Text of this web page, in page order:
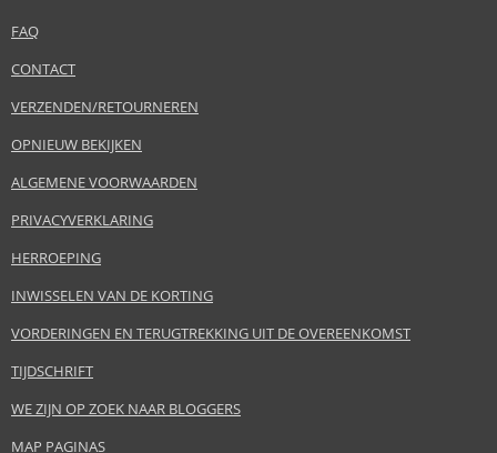
FAQ
CONTACT
VERZENDEN/RETOURNEREN
OPNIEUW BEKIJKEN
ALGEMENE VOORWAARDEN
PRIVACYVERKLARING
HERROEPING
INWISSELEN VAN DE KORTING
VORDERINGEN EN TERUGTREKKING UIT DE OVEREENKOMST
TIJDSCHRIFT
WE ZIJN OP ZOEK NAAR BLOGGERS
MAP PAGINAS